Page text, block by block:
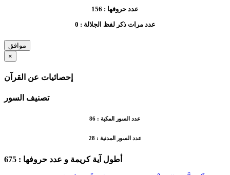
عدد حروفها : 156
عدد مرات ذكر لفظ الجلالة : 0
موافق
×
إحصائيات عن القرآن
تصنيف السور
عدد السور المكية : 86
عدد السور المدنية :28
أطول آية كريمة و عدد حروفها : 675